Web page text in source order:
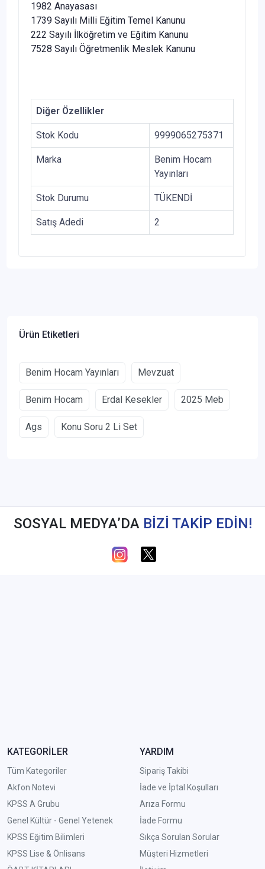
1982 Anayasası
1739 Sayılı Milli Eğitim Temel Kanunu
222 Sayılı İlköğretim ve Eğitim Kanunu
7528 Sayılı Öğretmenlik Meslek Kanunu
Diğer Özellikler
Stok Kodu 9999065275371
Marka
Benim Hocam
Yayınları
Stok Durumu TÜKENDİ
Satış Adedi 2
Ürün Etiketleri
Benim Hocam Yayınları Mevzuat
Benim Hocam Erdal Kesekler 2025 Meb
Ags Konu Soru 2 Li Set
SOSYAL MEDYA’DA BİZİ TAKİP EDİN!
KATEGORİLER
Tüm Kategoriler
Akfon Notevi
KPSS A Grubu
Genel Kültür - Genel Yetenek
KPSS Eğitim Bilimleri
KPSS Lise & Önlisans
YARDIM
Sipariş Takibi
İade ve İptal Koşulları
Arıza Formu
İade Formu
Sıkça Sorulan Sorular
Müşteri Hizmetleri